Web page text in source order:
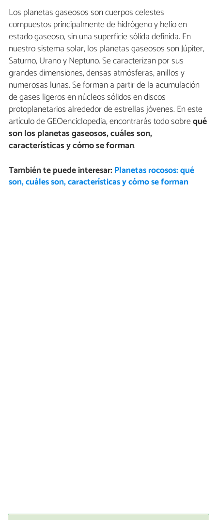
Los planetas gaseosos son cuerpos celestes
compuestos principalmente de hidrógeno y helio en
estado gaseoso, sin una superficie sólida definida. En
nuestro sistema solar, los planetas gaseosos son Júpiter,
Saturno, Urano y Neptuno. Se caracterizan por sus
grandes dimensiones, densas atmósferas, anillos y
numerosas lunas. Se forman a partir de la acumulación
de gases ligeros en núcleos sólidos en discos
protoplanetarios alrededor de estrellas jóvenes. En este
artículo de GEOenciclopedia, encontrarás todo sobrequé
son los planetas gaseosos, cuáles son,
características y cómo se forman.
También te puede interesar: Planetas rocosos: qué
son, cuáles son, características y cómo se forman